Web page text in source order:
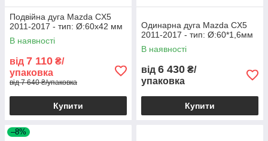
Подвійна дуга Mazda CX5
2011-2017 - тип: Ø:60х42 мм
В наявності
від 7 110 ₴/
упаковка
від 7 640 ₴/упаковка
Купити
Одинарна дуга Mazda CX5
2011-2017 - тип: Ø:60*1,6мм
В наявності
від 6 430 ₴/
упаковка
Купити
–8%